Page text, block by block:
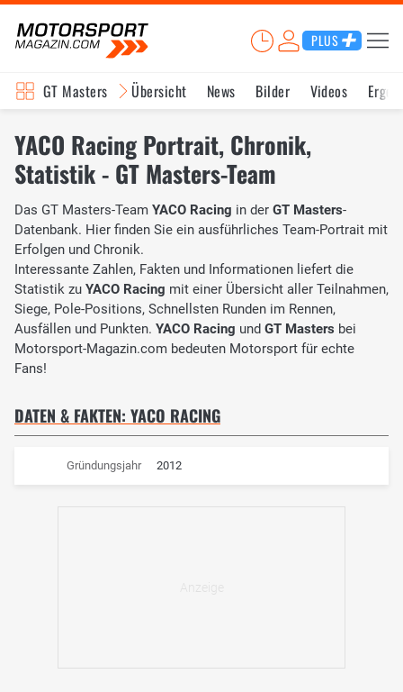
PLUS
GT Masters Übersicht News Bilder Videos
YACO Racing Portrait, Chronik,
Statistik - GT Masters-Team
Das GT Masters-Team YACO Racing in der GT Masters-
Datenbank. Hier finden Sie ein ausführliches Team-Portrait mit
Erfolgen und Chronik.
Interessante Zahlen, Fakten und Informationen liefert die
Statistik zu YACO Racing mit einer Übersicht aller Teilnahmen,
Siege, Pole-Positions, Schnellsten Runden im Rennen,
Ausfällen und Punkten. YACO Racing und GT Masters bei
Motorsport-Magazin.com bedeuten Motorsport für echte
Fans!
DATEN & FAKTEN: YACO RACING
Gründungsjahr 2012